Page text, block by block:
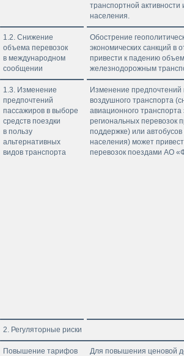
транспортной активности
населения.
1.2. Снижение
объема перевозок
в международном
сообщении
Обострение
экономических санкций в
привести к падению
железнодорожным
1.3. Изменение
предпочтений
пассажиров в выборе
средств поездки
в пользу
альтернативных
видов транспорта
Изменение предпочтений
воздушного транспорта
авиационного транспорта
региональных перевозок
поддержке) или
населения) может
перевозок поездами АО
2. Регуляторные риски
Повышение тарифов
Для повышения ценовой